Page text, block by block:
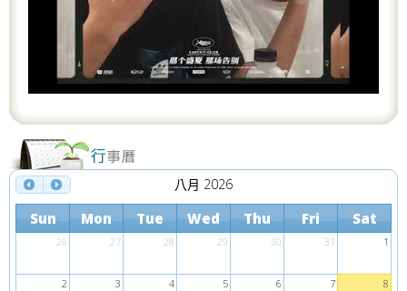
八月 2026
Sun Mon Tue Wed Thu Fri Sat
26 27 28 29 30 31 1
2 3 4 5 6 7 8